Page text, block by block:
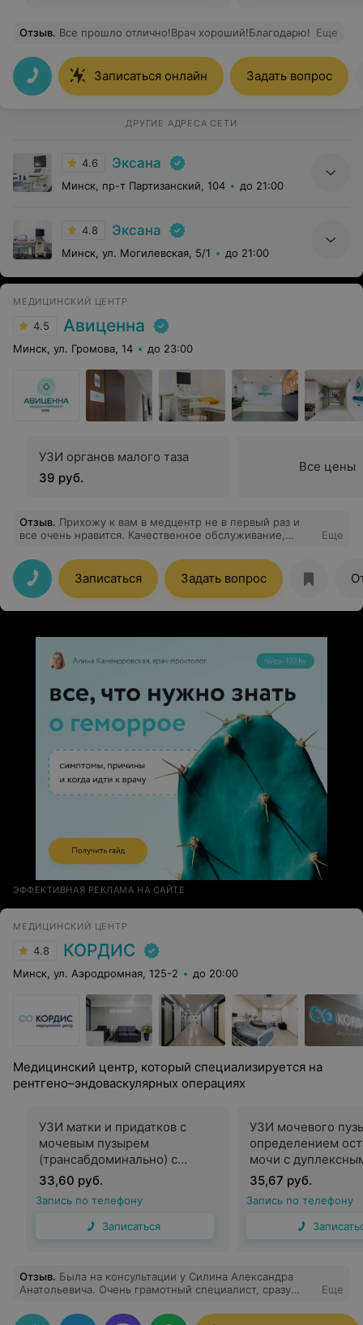
Отзыв. Все прошло отлично!Врач хороший!Благодарю! Еще
Записаться онлайн Задать вопрос
ДРУГИЕ АДРЕСА СЕТИ
4.6 Эксана
Минск, пр-т Партизанский, 104 до 21:00
4.8 Эксана
Минск, ул. Могилевская, 5/1 до 21:00
МЕДИЦИНСКИЙ ЦЕНТР
4.5 Авиценна
Минск, ул. Громова, 14 до 23:00
УЗИ органов малого таза
39 руб.
Все цены
Отзыв. Прихожу к вам в медцентр не в первый раз и
все очень нравится. Качественное обслуживание,
сказать спасибо Кувшинчиковой-Неворской Татьяне
Брониславовне за ее работу! Она настоящий
профессионал своего дела: деликатная, чуткая,
грамотная. Спасибо за вашу работу
Еще
Записаться Задать вопрос
ЭФФЕКТИВНАЯ РЕКЛАМА НА САЙТЕ
МЕДИЦИНСКИЙ ЦЕНТР
4.8 КОРДИС
Минск, ул. Аэродромная, 125-2 до 20:00
Медицинский центр, который специализируется на
рентгено–эндоваскулярных операциях
УЗИ матки и придатков с
мочевым пузырем
(трансабдоминально) с
дуплексным сканированием
сосудов и лимфатическими
узлами.
33,60 руб.
Запись по телефону
Записаться
УЗИ мочевого
определением
мочи с
сканированием
лимфатическими
35,67 руб.
Запись по телефону
Отзыв. Была на консультации у Силина Александра
Анатольевича. Очень грамотный специалист, сразу
Проконсультировал, провел осмотр и дал четкие
Еще